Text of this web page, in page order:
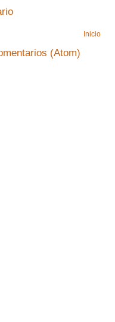
Inicio
(Atom)